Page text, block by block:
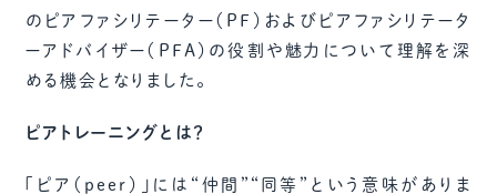
のピアファシリテーター（PF）およびピアファシリテータ
ーアドバイザー（PFA）の役割や魅力について理解を深
める機会となりました。
ピアトレーニングとは？
「ピア（peer）」には“仲間”“同等”という意味がありま